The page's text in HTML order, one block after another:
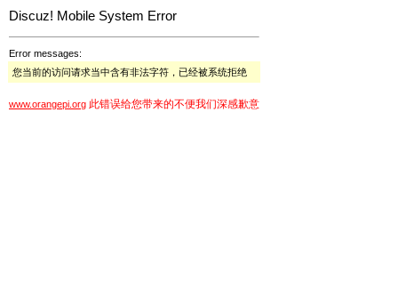
Discuz! Mobile System Error
Error messages:
您当前的访问请求当中含有非法字符，已经被系统拒绝
www.orangepi.org 此错误给您带来的不便我们深感歉意